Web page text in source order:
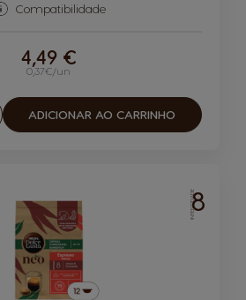
Compatibilidade
0,37€/un
4,49 €
ADICIONAR AO CARRINHO
INTENSIDADE8